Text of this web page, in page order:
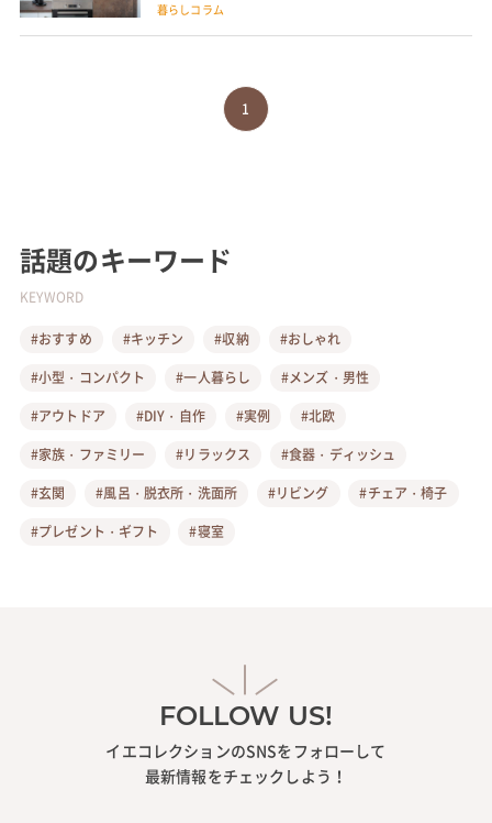
暮らしコラム
1
話題のキーワード
KEYWORD
#おすすめ #キッチン #収納
#おしゃれ
#小型・コンパクト
#一人暮らし
#メンズ・男性
#アウトドア
#DIY・自作 #実例
#北欧
#家族・ファミリー
#リラックス
#食器・ディッシュ
#玄関
#風呂・脱衣所・洗面所 #リビング
#チェア・椅子
#プレゼント・ギフト
#寝室
FOLLOW US!
イエコレクションのSNSをフォローして
最新情報をチェックしよう！